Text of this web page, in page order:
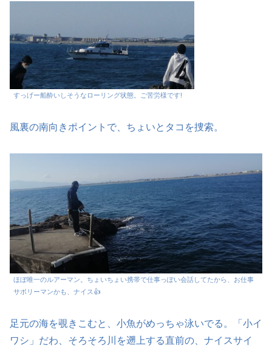
すっげー船酔いしそうなローリング状態。ご苦労様です!
風裏の南向きポイントで、ちょいとタコを捜索。
ほぼ唯一のルアーマン。ちょいちょい携帯で仕事っぽい会話してたから、お仕事
サボリーマンかも、ナイス👍
足元の海を覗きこむと、小魚がめっちゃ泳いでる。「小イ
ワシ」だわ、そろそろ川を遡上する直前の、ナイスサイ